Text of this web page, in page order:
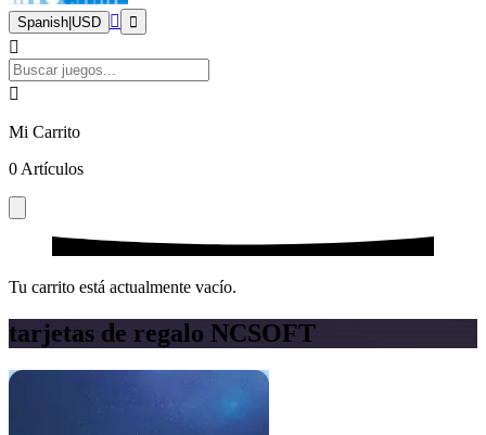
Spanish USD
Mi Carrito
0 Artículos
Tu carrito está actualmente vacío.
tarjetas de regalo NCSOFT